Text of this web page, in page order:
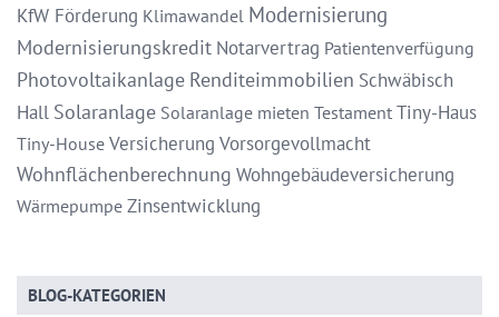
KfW Förderung Klimawandel Modernisierung
Modernisierungskredit Notarvertrag Patientenverfügung
Photovoltaikanlage Renditeimmobilien Schwäbisch
Hall Solaranlage Solaranlage mieten TestamentTiny-Haus
Tiny-HouseVersicherung Vorsorgevollmacht
Wohnflächenberechnung Wohngebäudeversicherung
WärmepumpeZinsentwicklung
BLOG-KATEGORIEN